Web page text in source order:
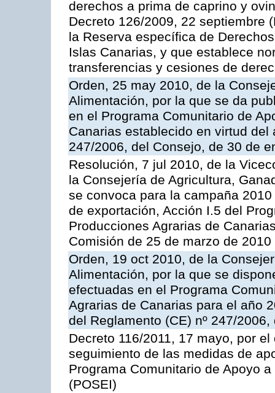
derechos a prima de caprino y
Decreto 126/2009, 22 septiembre
la Reserva específica de
Islas Canarias, y que establece
transferencias y cesiones de
Orden, 25 may 2010, de la
Alimentación, por la que se da
en el Programa Comunitario de
Canarias establecido en virtud del
247/2006, del Consejo, de 30 de
Resolución, 7 jul 2010, de la
la Consejería de Agricultura,
se convoca para la campaña
de exportación, Acción I.5 del
Producciones Agrarias de
Comisión de 25 de marzo de 2010
Orden, 19 oct 2010, de la
Alimentación, por la que se
efectuadas en el Programa
Agrarias de Canarias para el año
del Reglamento (CE) nº 247/
Decreto 116/2011, 17 mayo, por
seguimiento de las medidas de
Programa Comunitario de Apoyo
(POSEI)